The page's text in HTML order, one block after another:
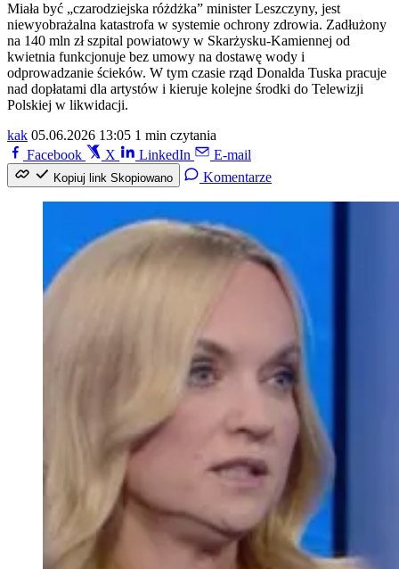
Miała być „czarodziejska różdżka” minister Leszczyny, jest
niewyobrażalna katastrofa w systemie ochrony zdrowia. Zadłużony
na 140 mln zł szpital powiatowy w Skarżysku-Kamiennej od
kwietnia funkcjonuje bez umowy na dostawę wody i
odprowadzanie ścieków. W tym czasie rząd Donalda Tuska pracuje
nad dopłatami dla artystów i kieruje kolejne środki do Telewizji
Polskiej w likwidacji.
kak 05.06.2026 13:05 1 min czytania
Facebook
X LinkedIn E-mail
Kopiuj link Skopiowano Komentarze